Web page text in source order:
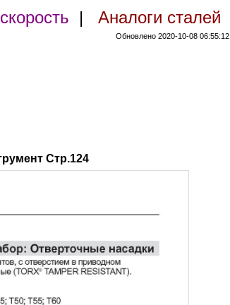
| Аналоги сталей
Обновлено 2020-10-08 06:55:12
Стр.124